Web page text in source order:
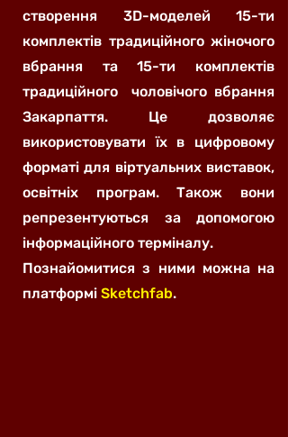
створення 3D-моделей 15-ти
комплектів традиційного жіночого
вбрання та 15-ти комплектів
традиційного чоловічого вбрання
Закарпаття. Це дозволяє
використовувати їх в цифровому
форматі для віртуальних виставок,
освітніх програм. Також вони
репрезентуються за допомогою
інформаційного терміналу.
Познайомитися з ними можна на
платформі Sketchfab.